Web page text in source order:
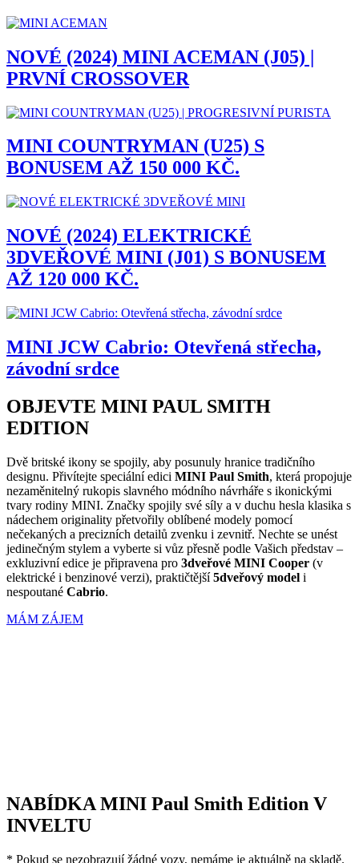
NOVÉ (2024) MINI ACEMAN (J05) |
PRVNÍ CROSSOVER
MINI COUNTRYMAN (U25) S
BONUSEM AŽ 150 000 KČ.
NOVÉ (2024) ELEKTRICKÉ
3DVEŘOVÉ MINI (J01) S BONUSEM
AŽ 120 000 KČ.
MINI JCW Cabrio: Otevřená střecha,
závodní srdce
OBJEVTE MINI PAUL SMITH
EDITION
Dvě britské ikony se spojily, aby posunuly hranice tradičního
designu. Přivítejte speciální edici MINI Paul Smith, která propojuje
nezaměnitelný rukopis slavného módního návrháře s ikonickými
tvary rodiny MINI. Značky spojily své síly a v duchu hesla klasika s
nádechem originality přetvořily oblíbené modely pomocí
nečekaných a precizních detailů zvenku i zevnitř. Nechte se unést
jedinečným stylem a vyberte si vůz přesně podle Vašich představ –
exkluzivní edice je připravena pro 3dveřové MINI Cooper (v
elektrické i benzinové verzi), praktičtější5dveřový model i
nespoutané Cabrio.
MÁM ZÁJEM
NABÍDKA MINI Paul Smith Edition V
INVELTU
* Pokud se nezobrazují žádné vozy, nemáme je aktuálně na skladě.